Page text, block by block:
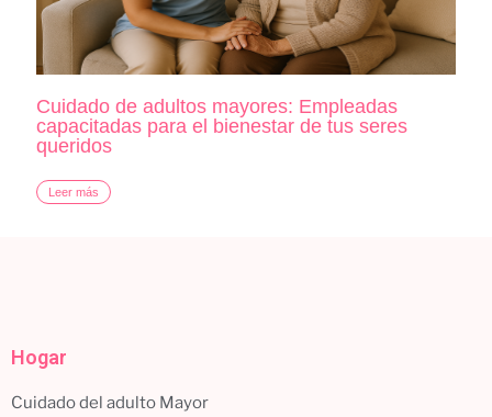
Cuidado de adultos mayores: Empleadas
capacitadas para el bienestar de tus seres
queridos
Leer más
Hogar
Cuidado del adulto Mayor